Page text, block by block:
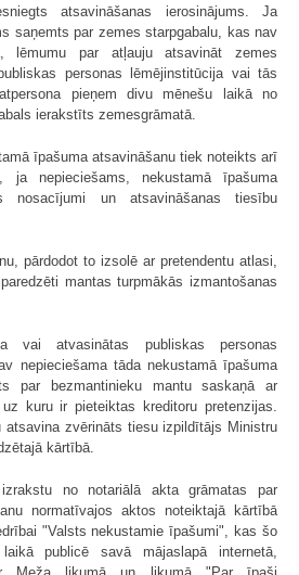
atsavināšanas ierosinājums. Ja
saņemts par zemes starpgabalu, kas nav
lēmumu par atļauju atsavināt zemes
personas lēmējinstitūcija vai tās
pieņem divu mēnešu laikā no
ierakstīts zemesgrāmatā.
īpašuma atsavināšanu tiek noteikts arī
ja nepieciešams, nekustamā īpašuma
nosacījumi un atsavināšanas tiesību
pārdodot to izsolē ar pretendentu atlasi,
mantas turpmākās izmantošanas
vai atvasinātas publiskas personas
nepieciešama tāda nekustamā īpašuma
par bezmantinieku mantu saskaņā ar
kuru ir pieteiktas kreditoru pretenzijas.
atsavina zvērināts tiesu izpildītājs Ministru
kārtībā.
no notariālā akta grāmatas par
normatīvajos aktos noteiktajā kārtībā
"Valsts nekustamie īpašumi", kas šo
publicē savā mājaslapā internetā,